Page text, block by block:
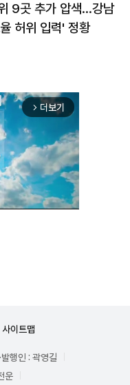
9곳 추가 압색…강남
허위 입력' 정황
arrow_forward_ios 더보기
사이트맵
발행인 : 곽영길
운